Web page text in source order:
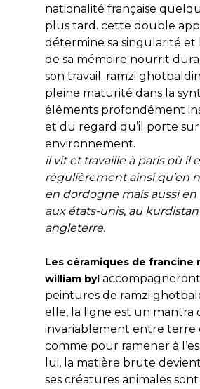
nationalité française
plus tard. cette double
détermine sa singularité et
de sa mémoire nourrit
son travail. ramzi
pleine maturité dans la
éléments profondément
et du regard qu’il porte sur
environnement.
il vit et travaille à paris où il
régulièrement ainsi qu’en
en dordogne mais aussi
aux états-unis, au
angleterre.
Les céramiques de francine
william byl
peintures de ramzi
elle, la ligne est un mantra
invariablement entre terre
comme pour ramener à
lui, la matière brute
ses créatures animales sont